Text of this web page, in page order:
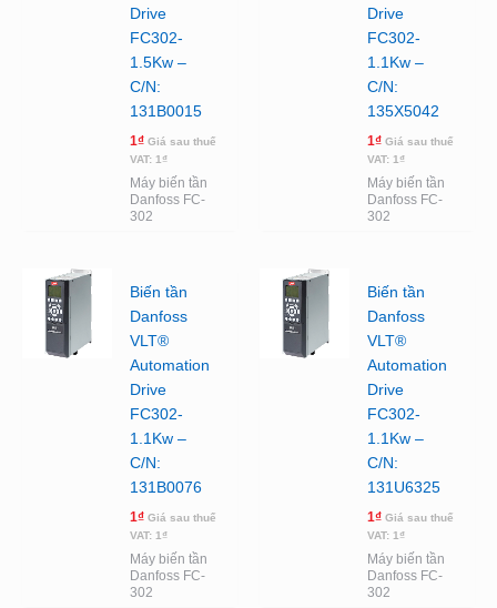
Drive
FC302-
1.5Kw –
C/N:
131B0015
1₫ Giá sau thuế
VAT: 1₫
Máy biến tần
Danfoss FC-
302
Drive
FC302-
1.1Kw –
C/N:
135X5042
1₫ Giá sau thuế
VAT: 1₫
Máy biến tần
Danfoss FC-
302
Biến tần
Danfoss
VLT®
Automation
Drive
FC302-
1.1Kw –
C/N:
131B0076
1₫ Giá sau thuế
VAT: 1₫
Máy biến tần
Danfoss FC-
302
Biến tần
Danfoss
VLT®
Automation
Drive
FC302-
1.1Kw –
C/N:
131U6325
1₫ Giá sau thuế
VAT: 1₫
Máy biến tần
Danfoss FC-
302